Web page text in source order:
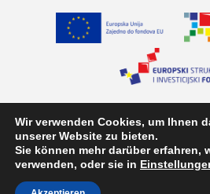
Wir verwenden Cookies, um Ihnen
unserer Website zu bieten.
Sie können mehr darüber erfahren,
verwenden, oder sie in